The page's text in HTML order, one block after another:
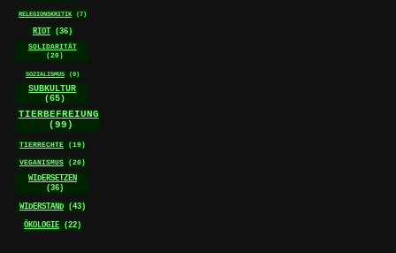
RELEGIONSKRITIK (7)
RIOT (36)
SOLIDARITÄT
(20)
SOZIALISMUS (9)
SUBKULTUR
(65)
TIERBEFREIUNG
(99)
TIERRECHTE (19)
VEGANISMUS (20)
WIDERSETZEN
(36)
WIDERSTAND (43)
ÖKOLOGIE (22)